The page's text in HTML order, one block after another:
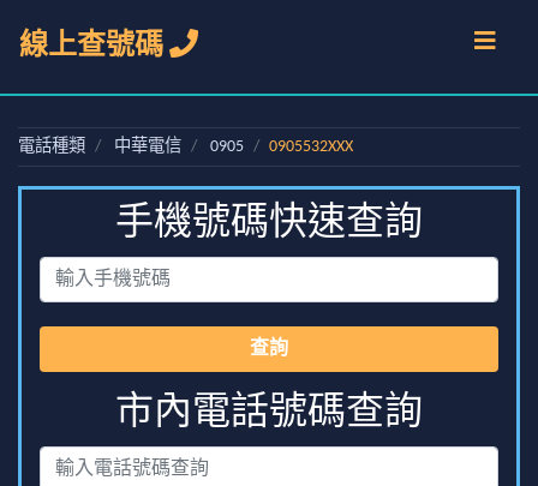
線上查號碼
電話種類 中華電信 0905 0905532XXX
手機號碼快速查詢
查詢
市內電話號碼查詢